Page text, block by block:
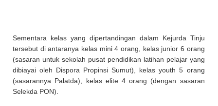
Sementara kelas yang dipertandingan dalam Kejurda Tinju
tersebut di antaranya kelas mini 4 orang, kelas junior 6 orang
(sasaran untuk sekolah pusat pendidikan latihan pelajar yang
dibiayai oleh Dispora Propinsi Sumut), kelas youth 5 orang
(sasarannya Palatda), kelas elite 4 orang (dengan sasaran
Selekda PON).